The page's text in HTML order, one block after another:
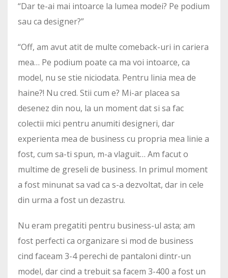
“Dar te-ai mai intoarce la lumea modei? Pe podium
sau ca designer?”
“Off, am avut atit de multe comeback-uri in cariera
mea… Pe podium poate ca ma voi intoarce, ca
model, nu se stie niciodata. Pentru linia mea de
haine?! Nu cred. Stii cum e? Mi-ar placea sa
desenez din nou, la un moment dat si sa fac
colectii mici pentru anumiti designeri, dar
experienta mea de business cu propria mea linie a
fost, cum sa-ti spun, m-a vlaguit… Am facut o
multime de greseli de business. In primul moment
a fost minunat sa vad ca s-a dezvoltat, dar in cele
din urma a fost un dezastru.
Nu eram pregatiti pentru business-ul asta; am
fost perfecti ca organizare si mod de business
cind faceam 3-4 perechi de pantaloni dintr-un
model, dar cind a trebuit sa facem 3-400 a fost un